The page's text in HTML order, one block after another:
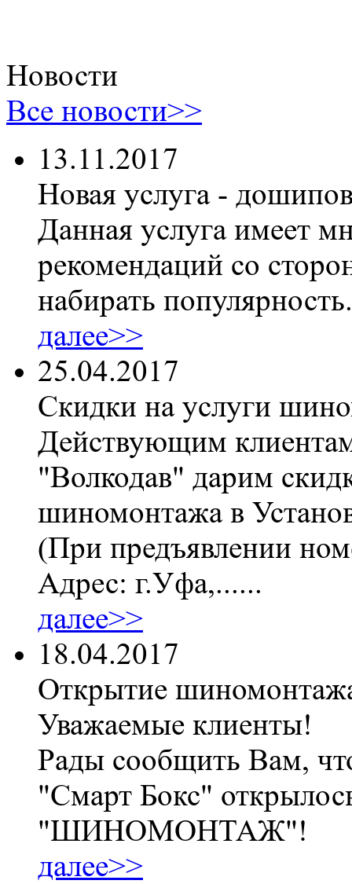
Новости
Все новости>>
13.11.2017
Новая услуга -
Данная услуга имеет
рекомендаций со
набирать популярность.
далее>>
25.04.2017
Скидки на услуги
Действующим
"Волкодав" дарим
шиномонтажа в
(При предъявлении
Адрес: г.Уфа,......
далее>>
18.04.2017
Открытие
Уважаемые клиенты!
Рады сообщить Вам,
"Смарт Бокс"
"ШИНОМОНТАЖ"!
далее>>